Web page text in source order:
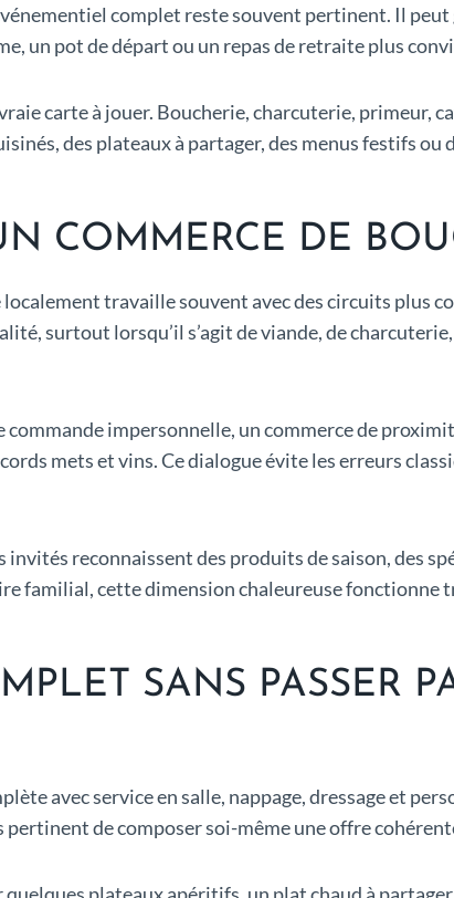
complet reste souvent pertinent. Il peut
un pot de départ ou un repas de retraite plus
carte à jouer. Boucherie, charcuterie, primeur,
des plateaux à partager, des menus festifs ou
COMMERCE DE
travaille souvent avec des circuits plus
surtout lorsqu’il s’agit de viande, de
impersonnelle, un commerce de
mets et vins. Ce dialogue évite les erreurs
reconnaissent des produits de saison, des
familial, cette dimension chaleureuse fonctionne
SANS PASSER
avec service en salle, nappage, dressage et
de composer soi-même une offre